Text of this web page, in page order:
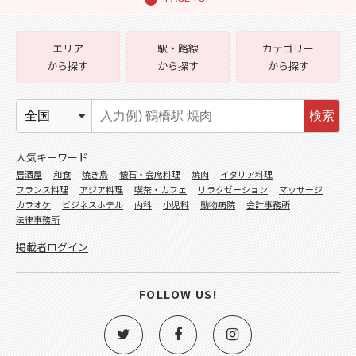
エリア
から探す
駅・路線
から探す
カテゴリー
から探す
検索
人気キーワード
居酒屋 和食 焼き鳥 懐石・会席料理 焼肉
イタリア料理
フランス料理
アジア料理 喫茶・カフェ リラクゼーション
マッサージ
カラオケ
ビジネスホテル 内科 小児科 動物病院
会計事務所
法律事務所
掲載者ログイン
FOLLOW US!